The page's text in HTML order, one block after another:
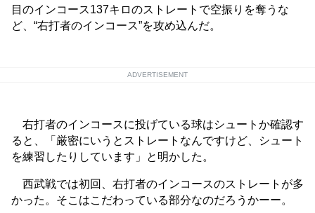
目のインコース137キロのストレートで空振りを奪うな
ど、“右打者のインコース”を攻め込んだ。
ADVERTISEMENT
右打者のインコースに投げている球はシュートか確認す
ると、「厳密にいうとストレートなんですけど、シュート
を練習したりしています」と明かした。
西武戦では初回、右打者のインコースのストレートが多
かった。そこはこだわっている部分なのだろうかーー。